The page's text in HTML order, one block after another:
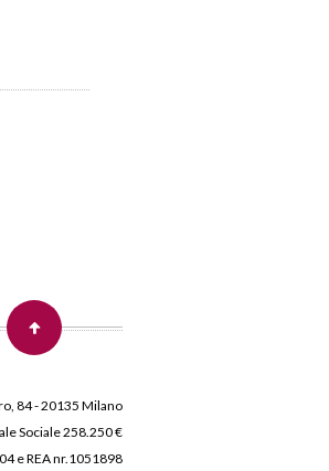
84 - 20135 Milano
Sociale 258.250 €
e REA nr.1051898